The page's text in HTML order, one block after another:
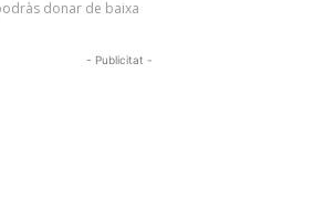
- Publicitat -